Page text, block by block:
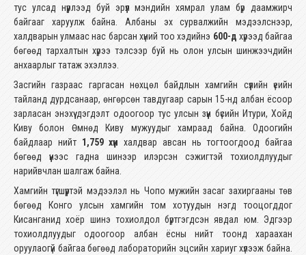
тус улсад нүүрлээд буй эрүүл мэндийн хямрал улам бүр даамжирч
байгааг харуулж байна. Албаны эх сурвалжийн мэдээлснээр,
халдварын улмаас нас барсан хүний тоо хэдийнэ 600-д хүрээд байгаа
бөгөөд тархалтын хүрээ тэлсээр буй нь олон улсын шинжээчдийн
анхаарлыг татаж эхэллээ.
Засгийн газраас гаргасан нөхцөл байдлын хамгийн сүүлийн үеийн
тайланд дурдсанаар, өнгөрсөн тавдугаар сарын 15-нд албан ёсоор
зарласан энэхүү дэгдэлт одоогоор тус улсын зүүн бүсийн Итури, Хойд
Киву болон Өмнөд Киву мужуудыг хамраад байна. Одоогийн
байдлаар нийт 1,759 хүн халдвар авсан нь тогтоогдоод байгаа
бөгөөд үүнээс гадна шинээр илэрсэн сэжигтэй тохиолдлуудыг
нарийвчлан шалгаж байна.
Хамгийн түгшүүртэй мэдээлэл нь Чопо мужийн засаг захиргааны төв
бөгөөд Конго улсын хамгийн том хотуудын нэгд тооцогддог
Кисанганид хоёр шинэ тохиолдол бүртгэгдсэн явдал юм. Эдгээр
тохиолдлуудыг одоогоор албан ёсны нийт тоонд хараахан
оруулаогүй байгаа бөгөөд лабораторийн эцсийн хариуг хүлээж байна.